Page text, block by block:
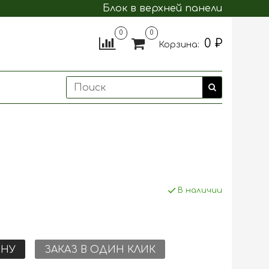
Блок в верхней панели
0 0
Корзина: 0 ₽
В наличии
ЗАКАЗ В ОДИН КЛИК